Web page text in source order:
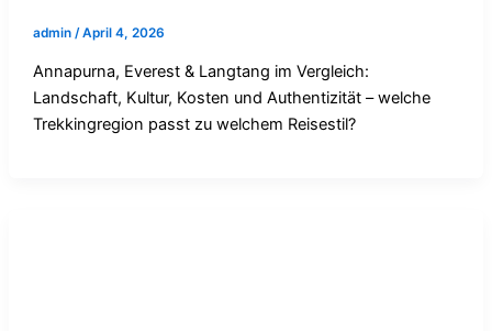
admin /April 4, 2026
Annapurna, Everest & Langtang im Vergleich:
Landschaft, Kultur, Kosten und Authentizität – welche
Trekkingregion passt zu welchem Reisestil?